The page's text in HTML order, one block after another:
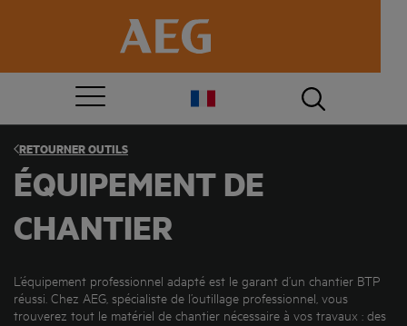
RETOURNEROUTILS
ÉQUIPEMENT DE
CHANTIER
L’équipement professionnel adapté est le garant d’un chantier BTP
réussi. Chez AEG, spécialiste de l’outillage professionnel, vous
trouverez tout le matériel de chantier nécessaire à vos travaux : des